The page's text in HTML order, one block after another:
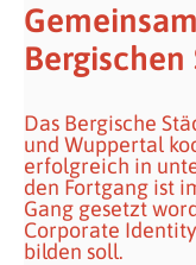
Das Bergische
und Wuppertal
erfolgreich in
den Fortgang ist
Gang gesetzt
Corporate
bilden soll.